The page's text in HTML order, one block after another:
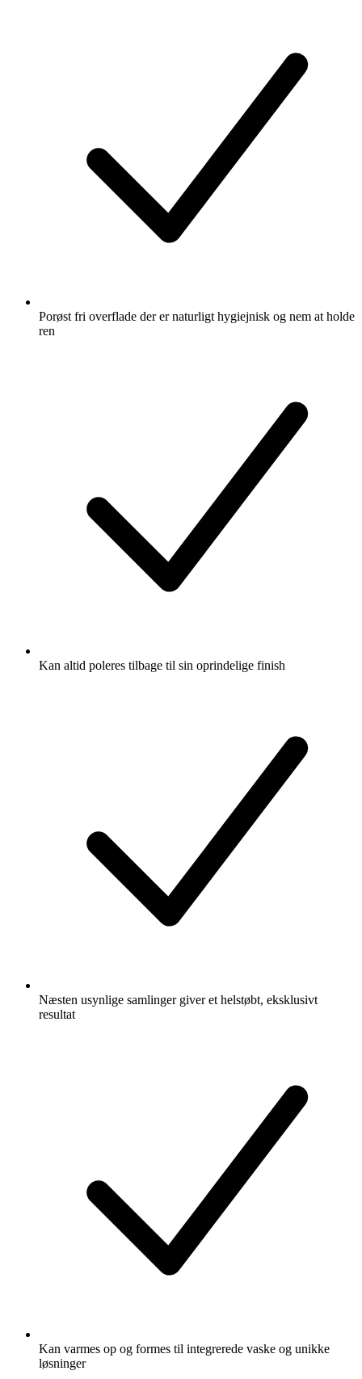
Porøst fri overflade der er naturligt hygiejnisk og nem at holde
ren
Kan altid poleres tilbage til sin oprindelige finish
Næsten usynlige samlinger giver et helstøbt, eksklusivt
resultat
Kan varmes op og formes til integrerede vaske og unikke
løsninger